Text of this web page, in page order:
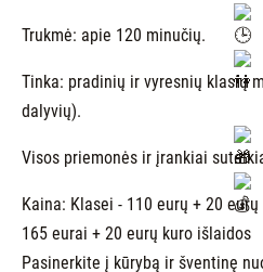
Trukmė: apie 120 minučių.
Tinka: pradinių ir vyresnių klasių
dalyvių).
Visos priemonės ir įrankiai
Kaina: Klasei - 110 eurų + 20
165 eurai + 20 eurų kuro išlaidos
Pasinerkite į kūrybą ir šventinę